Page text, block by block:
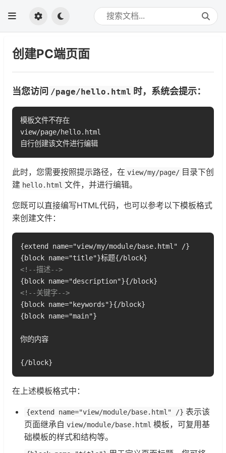
创建PC端页面
当您访问 /page/hello.html 时，系统会提示：
模板文件不存在
view/page/hello.html
自行创建该文件进行编辑
此时，您需要按照提示路径，在 view/my/page/ 目录下创
建 hello.html 文件，并进行编辑。
您既可以直接编写HTML代码，也可以参考以下模板格式
来创建文件：
{extend name="view/my/module/base.html" /}
<!--描述-->
<!--关键字-->
{block name="keywords"}{/block}
{block name="main"}
你的内容
{/block}
在上述模板格式中：
{extend name="view/module/base.html" /} 表示该
页面继承自 view/module/base.html 模板，可复用基
础模板的样式和结构等。